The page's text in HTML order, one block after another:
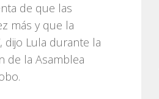
de que las
más y que la
dijo Lula durante la
de la Asamblea